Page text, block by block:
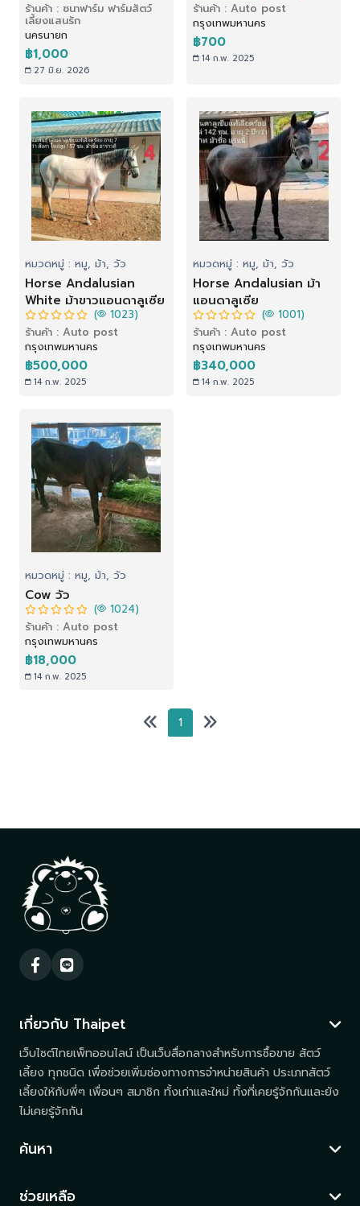
ร้านค้า : ชนาฟาร์ม ฟาร์มสัตว์
เลี้ยงแสนรัก
นครนายก
฿1,000
27 มิ.ย. 2026
ร้านค้า : Auto post
กรุงเทพมหานคร
฿700
14 ก.พ. 2025
หมวดหมู่ : หมู, ม้า, วัว
Horse Andalusian
White ม้าขาวแอนดาลูเซีย
( 1023)
ร้านค้า : Auto post
กรุงเทพมหานคร
฿500,000
14 ก.พ. 2025
หมวดหมู่ : หมู, ม้า, วัว
Horse Andalusian ม้า
แอนดาลูเซีย
( 1001)
ร้านค้า : Auto post
กรุงเทพมหานคร
฿340,000
14 ก.พ. 2025
หมวดหมู่ : หมู, ม้า, วัว
Cow วัว
( 1024)
ร้านค้า : Auto post
กรุงเทพมหานคร
฿18,000
14 ก.พ. 2025
1
เกี่ยวกับ Thaipet
เว็บไซต์ไทยเพ็ทออนไลน์ เป็นเว็บสื่อกลางสำหรับการซื้อขาย สัตว์
เลี้ยง ทุกชนิด เพื่อช่วยเพิ่มช่องทางการจำหน่ายสินค้า ประเภทสัตว์
เลี้ยงให้กับพี่ๆ เพื่อนๆ สมาชิก ทั้งเก่าและใหม่ ทั้งที่เคยรู้จักกันและยัง
ไม่เคยรู้จักกัน
ค้นหา
ช่วยเหลือ